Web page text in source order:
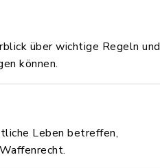
über wichtige Regeln und
können.
Leben betreffen,